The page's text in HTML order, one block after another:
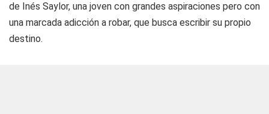
de Inés Saylor, una joven con grandes aspiraciones pero con
una marcada adicción a robar, que busca escribir su propio
destino.